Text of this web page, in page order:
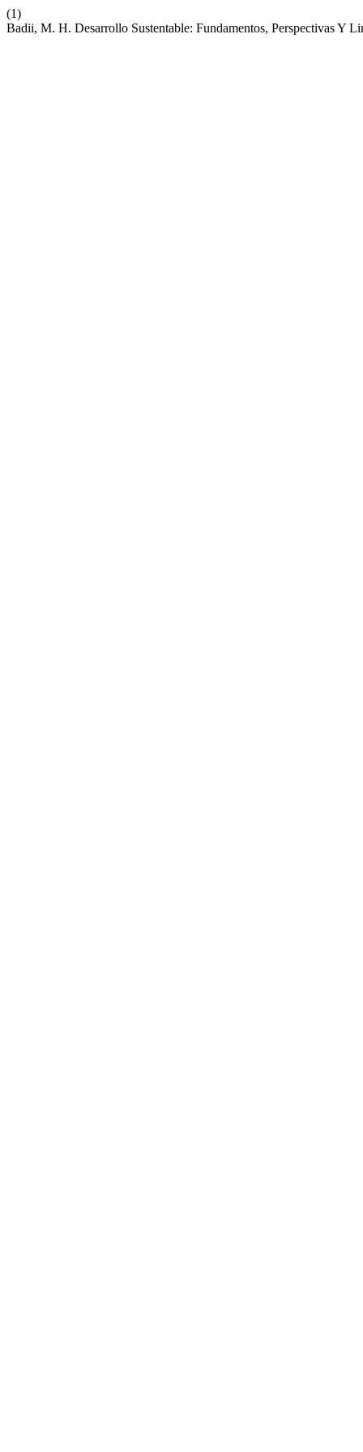
(1)
Badii, M. H. Desarrollo Sustentable: Fundamentos, Perspectivas Y